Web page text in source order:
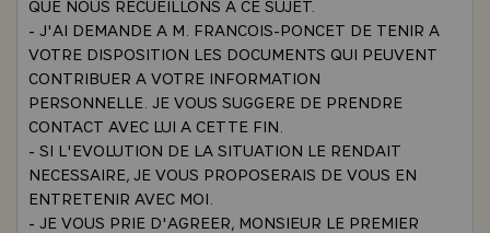
QUE NOUS RECUEILLONS A CE SUJET.
- J'AI DEMANDE A M. FRANCOIS-PONCET DE TENIR A
VOTRE DISPOSITION LES DOCUMENTS QUI PEUVENT
CONTRIBUER A VOTRE INFORMATION
PERSONNELLE. JE VOUS SUGGERE DE PRENDRE
CONTACT AVEC LUI A CETTE FIN.
- SI L'EVOLUTION DE LA SITUATION LE RENDAIT
NECESSAIRE, JE VOUS PROPOSERAIS DE VOUS EN
ENTRETENIR AVEC MOI.
- JE VOUS PRIE D'AGREER, MONSIEUR LE PREMIER